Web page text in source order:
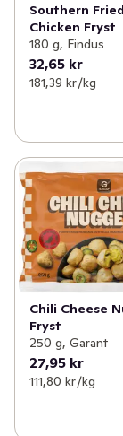
Southern Fried
Chicken Fryst
180 g, Findus
32,65 kr
181,39 kr /kg
Chili Cheese
Fryst
250 g, Garant
27,95 kr
111,80 kr /kg